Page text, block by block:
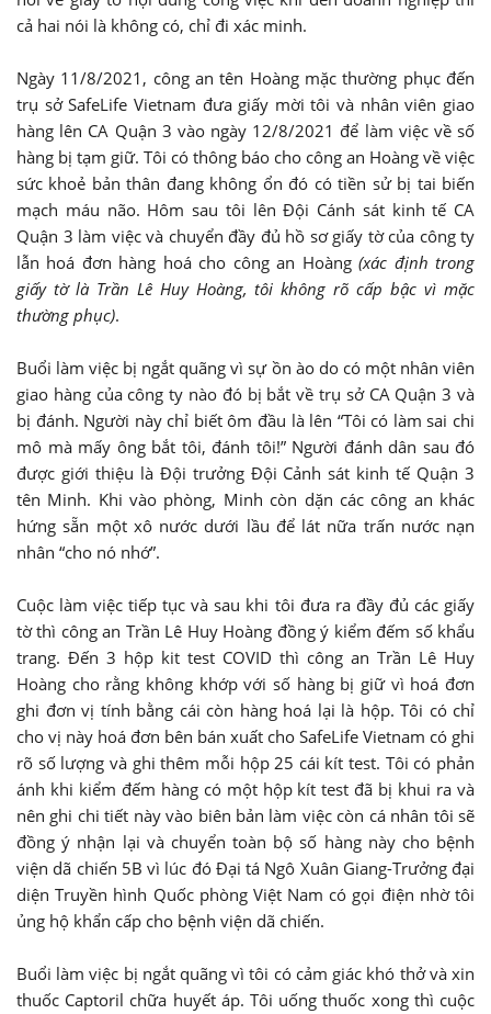
cả hai nói là không có, chỉ đi xác minh.
Ngày 11/8/2021, công an tên Hoàng mặc thường phục đến
trụ sở SafeLife Vietnam đưa giấy mời tôi và nhân viên giao
hàng lên CA Quận 3 vào ngày 12/8/2021 để làm việc về số
hàng bị tạm giữ. Tôi có thông báo cho công an Hoàng về việc
sức khoẻ bản thân đang không ổn đó có tiền sử bị tai biến
mạch máu não. Hôm sau tôi lên Đội Cánh sát kinh tế CA
Quận 3 làm việc và chuyển đầy đủ hồ sơ giấy tờ của công ty
lẫn hoá đơn hàng hoá cho công an Hoàng(xác định trong
giấy tờ là Trần Lê Huy Hoàng, tôi không rõ cấp bậc vì mặc
thường phục).
Buổi làm việc bị ngắt quãng vì sự ồn ào do có một nhân viên
giao hàng của công ty nào đó bị bắt về trụ sở CA Quận 3 và
bị đánh. Người này chỉ biết ôm đầu là lên “Tôi có làm sai chi
mô mà mấy ông bắt tôi, đánh tôi!” Người đánh dân sau đó
được giới thiệu là Đội trưởng Đội Cảnh sát kinh tế Quận 3
tên Minh. Khi vào phòng, Minh còn dặn các công an khác
hứng sẵn một xô nước dưới lầu để lát nữa trấn nước nạn
nhân “cho nó nhớ”.
Cuộc làm việc tiếp tục và sau khi tôi đưa ra đầy đủ các giấy
tờ thì công an Trần Lê Huy Hoàng đồng ý kiểm đếm số khẩu
trang. Đến 3 hộp kit test COVID thì công an Trần Lê Huy
Hoàng cho rằng không khớp với số hàng bị giữ vì hoá đơn
ghi đơn vị tính bằng cái còn hàng hoá lại là hộp. Tôi có chỉ
cho vị này hoá đơn bên bán xuất cho SafeLife Vietnam có ghi
rõ số lượng và ghi thêm mỗi hộp 25 cái kít test. Tôi có phản
ánh khi kiểm đếm hàng có một hộp kít test đã bị khui ra và
nên ghi chi tiết này vào biên bản làm việc còn cá nhân tôi sẽ
đồng ý nhận lại và chuyển toàn bộ số hàng này cho bệnh
viện dã chiến 5B vì lúc đó Đại tá Ngô Xuân Giang-Trưởng đại
diện Truyền hình Quốc phòng Việt Nam có gọi điện nhờ tôi
ủng hộ khẩn cấp cho bệnh viện dã chiến.
Buổi làm việc bị ngắt quãng vì tôi có cảm giác khó thở và xin
thuốc Captoril chữa huyết áp. Tôi uống thuốc xong thì cuộc